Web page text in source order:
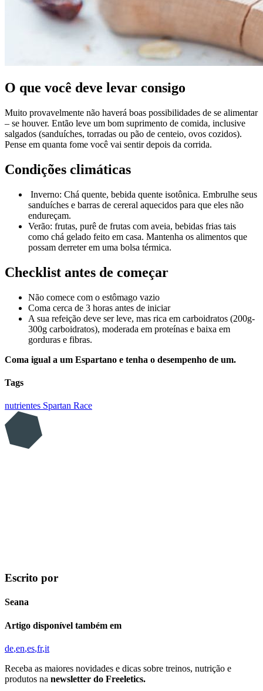
O que você deve levar consigo
Muito provavelmente não haverá boas possibilidades de se alimentar
– se houver. Então leve um bom suprimento de comida, inclusive
salgados (sanduíches, torradas ou pão de centeio, ovos cozidos).
Pense em quanta fome você vai sentir depois da corrida.
Condições climáticas
Inverno: Chá quente, bebida quente isotônica. Embrulhe seus
sanduíches e barras de cereral aquecidos para que eles não
endureçam.
Verão: frutas, purê de frutas com aveia, bebidas frias tais
como chá gelado feito em casa. Mantenha os alimentos que
possam derreter em uma bolsa térmica.
Checklist antes de começar
Não comece com o estômago vazio
Coma cerca de 3 horas antes de iniciar
A sua refeição deve ser leve, mas rica em carboidratos (200g-
300g carboidratos), moderada em proteínas e baixa em
gorduras e fibras.
Coma igual a um Espartano e tenha o desempenho de um.
Tags
nutrientes Spartan Race
Escrito por
Seana
Artigo disponível também em
de en es fr it
Receba as maiores novidades e dicas sobre treinos, nutrição e
produtos na newsletter do Freeletics.